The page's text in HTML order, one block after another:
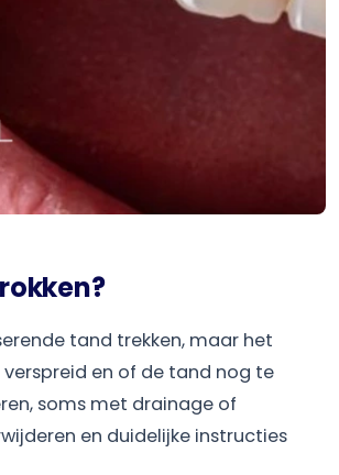
tand trekken, maar het
en of de tand nog te
soms met drainage of
en duidelijke instructies